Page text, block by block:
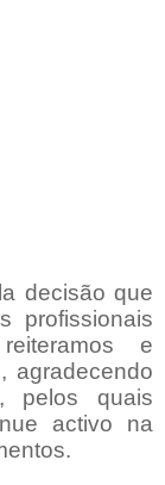
decisão que
profissionais
e
agradecendo
pelos quais
activo na